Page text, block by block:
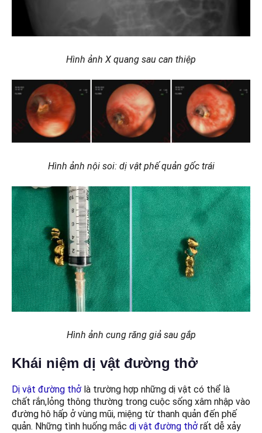
Hình ảnh X quang sau can thiệp
Hình ảnh nội soi: dị vật phế quản gốc trái
Hình ảnh cung răng giả sau gắp
Khái niệm dị vật đường thở
Dị vật đường thở là trường hợp những dị vật có thể là
chất rắn,lỏng thông thường trong cuộc sống xâm nhập vào
đường hô hấp ở vùng mũi, miệng từ thanh quản đến phế
quản. Những tình huống mắc dị vật đường thở rất dễ xảy